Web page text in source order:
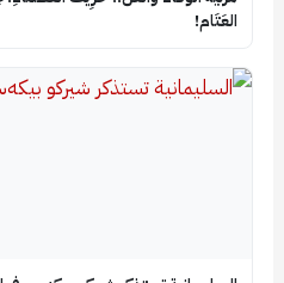
العَتَام!